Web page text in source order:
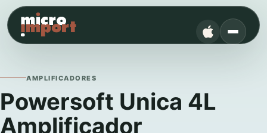
AMPLIFICADORES
Powersoft Unica 4L
Amplificador